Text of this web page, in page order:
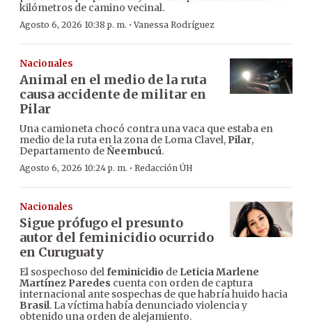
kilómetros de camino vecinal.
Agosto 6, 2026 10:38 p. m. ·Vanessa Rodríguez
Nacionales
Animal en el medio de la ruta
causa accidente de militar en
Pilar
Una camioneta chocó contra una vaca que estaba en
medio de la ruta en la zona de Loma Clavel, Pilar,
Departamento deÑeembucú.
Agosto 6, 2026 10:24 p. m. · Redacción ÚH
Nacionales
Sigue prófugo el presunto
autor del feminicidio ocurrido
en Curuguaty
El sospechoso delfeminicidio de Leticia Marlene
Martínez Paredes cuenta con orden de captura
internacional ante sospechas de que habría huido hacia
Brasil. La víctima había denunciado violencia y
obtenido una orden de alejamiento.